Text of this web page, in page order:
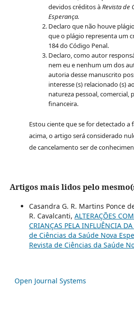
devidos créditos àRevista de
Esperança.
Declaro que não houve
que o plágio representa um
184 do Código Penal.
Declaro, como autor
nem eu e nenhum um dos
autoria desse manuscrito
interesse (s) relacionado (s)
natureza pessoal, comercial,
financeira.
Estou ciente que se for detectado a
acima, o artigo será considerado
de cancelamento ser de
Artigos mais lidos pelo
Casandra G. R. Martins Ponce
R. Cavalcanti, ALTERAÇÕES
CRIANÇAS PELA INFLUÊNCIA DA
de Ciências da Saúde Nova
Revista de Ciências da Saúde
Open Journal Systems